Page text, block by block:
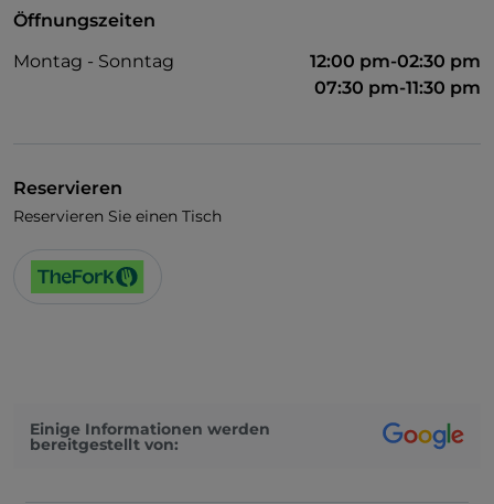
Öffnungszeiten
Montag - Sonntag
12:00 pm-02:30 pm
07:30 pm-11:30 pm
Reservieren
Reservieren Sie einen Tisch
Einige Informationen werden
bereitgestellt von: